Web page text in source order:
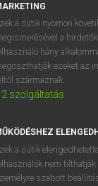
ad
ahol
Kiadó
a sütik nyomon
a
hány
ezeket az
származnak.
2 szolgáltatás
a sütik
nem
szabott